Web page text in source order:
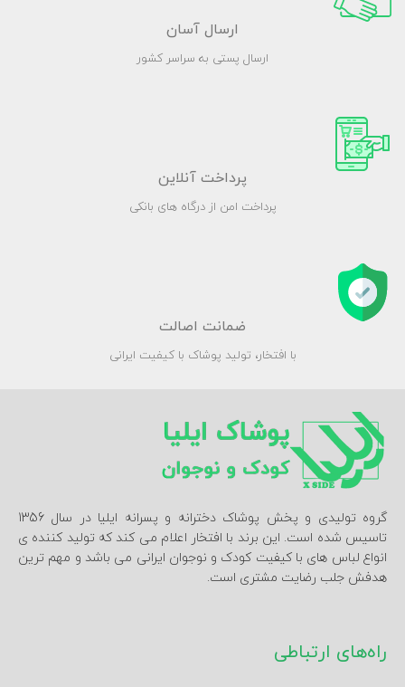
ارسال آسان
ارسال پستی به سراسر کشور
پرداخت آنلاین
پرداخت امن از درگاه های بانکی
ضمانت اصالت
با افتخار، تولید پوشاک با کیفیت ایرانی
گروه تولیدی و پخش پوشاک دخترانه و پسرانه ایلیا در سال 1356
تاسیس شده است. این برند با افتخار اعلام می کند که تولید کننده ی
انواع لباس های با کیفیت کودک و نوجوان ایرانی می باشد و مهم ترین
هدفش جلب رضایت مشتری است.
راه‌های ارتباطی